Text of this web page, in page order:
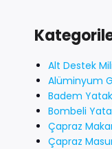
Alt Destek Mili
Alüminyum
Badem
Bombeli
Çapraz
Çapraz